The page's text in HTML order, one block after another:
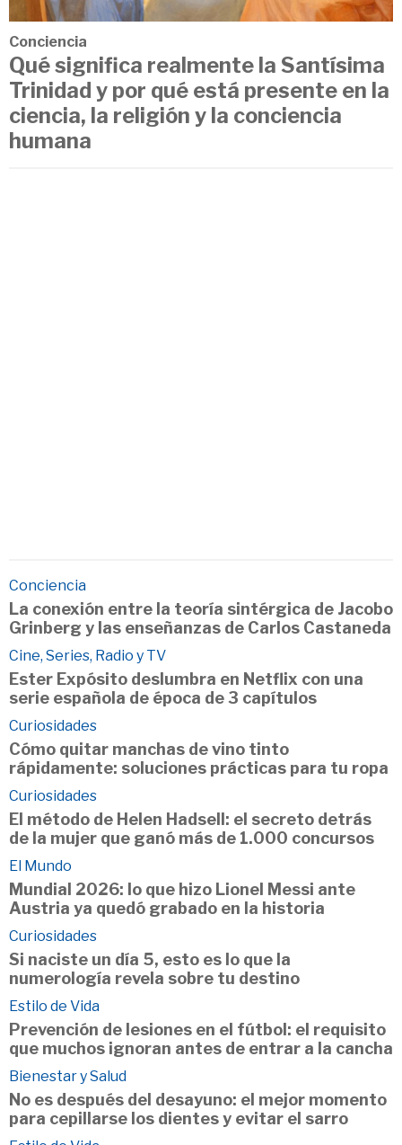
Conciencia
Qué significa realmente la Santísima
Trinidad y por qué está presente en la
ciencia, la religión y la conciencia
humana
Conciencia
La conexión entre la teoría sintérgica de Jacobo
Grinberg y las enseñanzas de Carlos Castaneda
Cine, Series, Radio y TV
Ester Expósito deslumbra en Netflix con una
serie española de época de 3 capítulos
Curiosidades
Cómo quitar manchas de vino tinto
rápidamente: soluciones prácticas para tu ropa
Curiosidades
El método de Helen Hadsell: el secreto detrás
de la mujer que ganó más de 1.000 concursos
El Mundo
Mundial 2026: lo que hizo Lionel Messi ante
Austria ya quedó grabado en la historia
Curiosidades
Si naciste un día 5, esto es lo que la
numerología revela sobre tu destino
Estilo de Vida
Prevención de lesiones en el fútbol: el requisito
que muchos ignoran antes de entrar a la cancha
Bienestar y Salud
No es después del desayuno: el mejor momento
para cepillarse los dientes y evitar el sarro